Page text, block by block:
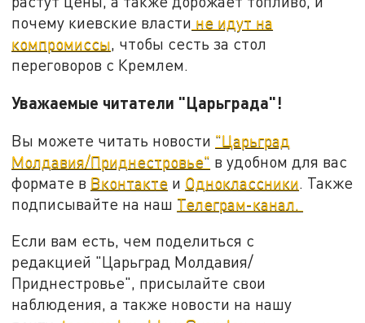
почему киевские власти не идут на
компромиссы, чтобы сесть за стол
переговоров с Кремлем.
Уважаемые читатели "Царьграда"!
Вы можете читать новости "Царьград
Молдавия/Приднестровье" в удобном для вас
формате в Вконтакте и Одноклассники. Также
подписывайте на наш Телеграм-канал.
Если вам есть, чем поделиться с
редакцией "Царьград Молдавия/
Приднестровье", присылайте свои
наблюдения, а также новости на нашу